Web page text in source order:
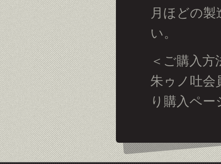
月ほどの
い。
＜ご購入方
朱ゥノ吐会
り購入ペ